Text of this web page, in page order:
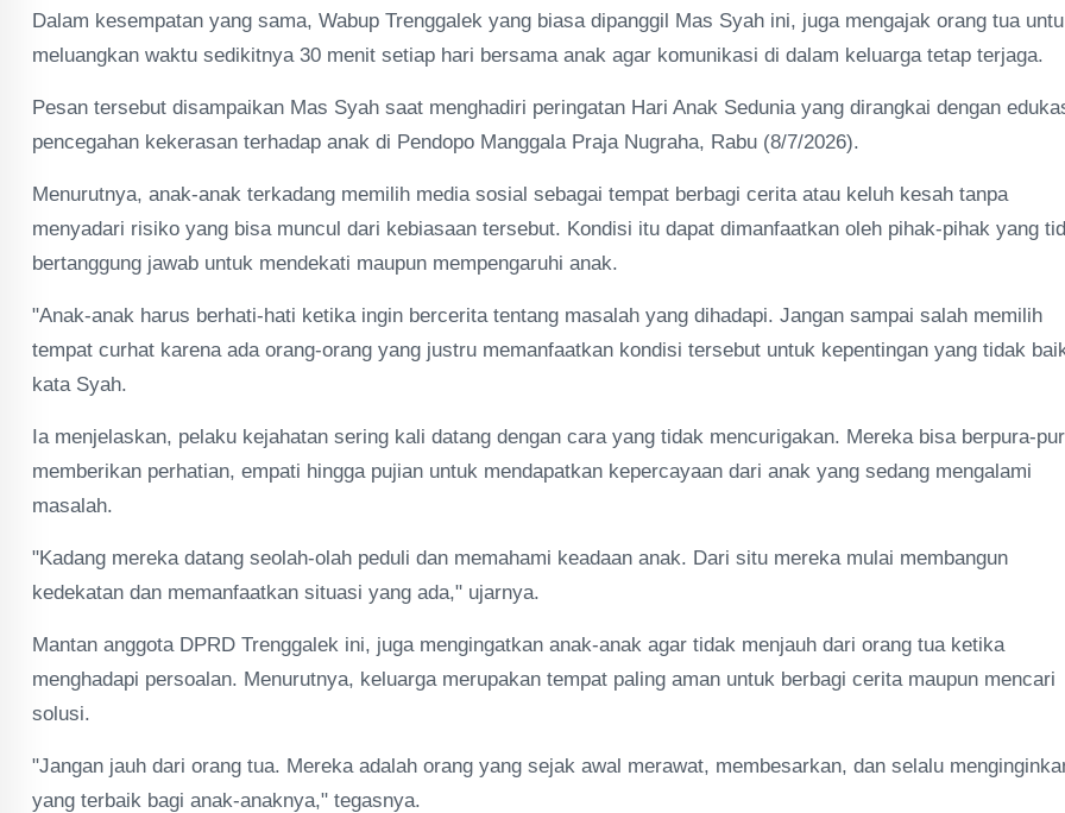
Dalam kesempatan yang sama, Wabup Trenggalek yang biasa dipanggil Mas Syah ini, juga mengajak orang tua
meluangkan waktu sedikitnya 30 menit setiap hari bersama anak agar komunikasi di dalam keluarga tetap terjaga.
Pesan tersebut disampaikan Mas Syah saat menghadiri peringatan Hari Anak Sedunia yang dirangkai dengan
pencegahan kekerasan terhadap anak di Pendopo Manggala Praja Nugraha, Rabu (8/7/2026).
Menurutnya, anak-anak terkadang memilih media sosial sebagai tempat berbagi cerita atau keluh kesah tanpa
menyadari risiko yang bisa muncul dari kebiasaan tersebut. Kondisi itu dapat dimanfaatkan oleh pihak-pihak yang
bertanggung jawab untuk mendekati maupun mempengaruhi anak.
"Anak-anak harus berhati-hati ketika ingin bercerita tentang masalah yang dihadapi. Jangan sampai salah memilih
tempat curhat karena ada orang-orang yang justru memanfaatkan kondisi tersebut untuk kepentingan yang tidak
kata Syah.
Ia menjelaskan, pelaku kejahatan sering kali datang dengan cara yang tidak mencurigakan. Mereka bisa berpura-
memberikan perhatian, empati hingga pujian untuk mendapatkan kepercayaan dari anak yang sedang mengalami
masalah.
"Kadang mereka datang seolah-olah peduli dan memahami keadaan anak. Dari situ mereka mulai membangun
kedekatan dan memanfaatkan situasi yang ada," ujarnya.
Mantan anggota DPRD Trenggalek ini, juga mengingatkan anak-anak agar tidak menjauh dari orang tua ketika
menghadapi persoalan. Menurutnya, keluarga merupakan tempat paling aman untuk berbagi cerita maupun mencari
solusi.
"Jangan jauh dari orang tua. Mereka adalah orang yang sejak awal merawat, membesarkan, dan selalu
yang terbaik bagi anak-anaknya," tegasnya.